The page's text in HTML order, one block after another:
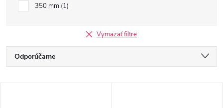
350 mm 1
Vymazať filtre
R
a
Odporúčame